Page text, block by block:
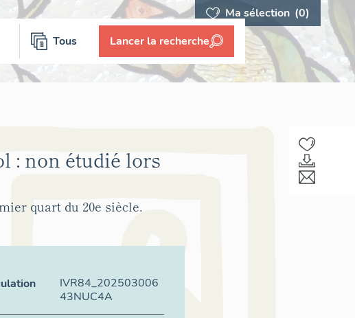
Ma sélection (0)
Tous Lancer la recherche
: non étudié lors
quart du 20e siècle.
IVR84_202503006
43NUC4A